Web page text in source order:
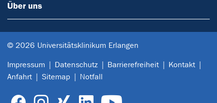
Über uns
© 2026 Universitätsklinikum Erlangen
Impressum Datenschutz Barrierefreiheit
Kontakt
Anfahrt
Sitemap Notfall